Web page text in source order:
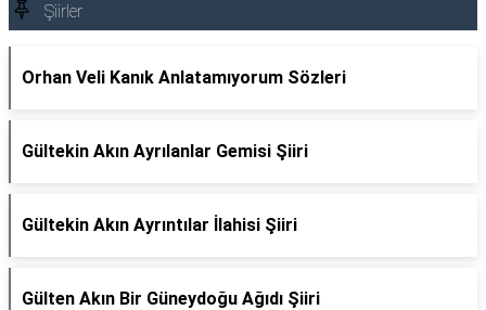
Şiirler
Orhan Veli Kanık Anlatamıyorum Sözleri
Gültekin Akın Ayrılanlar Gemisi Şiiri
Gültekin Akın Ayrıntılar İlahisi Şiiri
Gülten Akın Bir Güneydoğu Ağıdı Şiiri